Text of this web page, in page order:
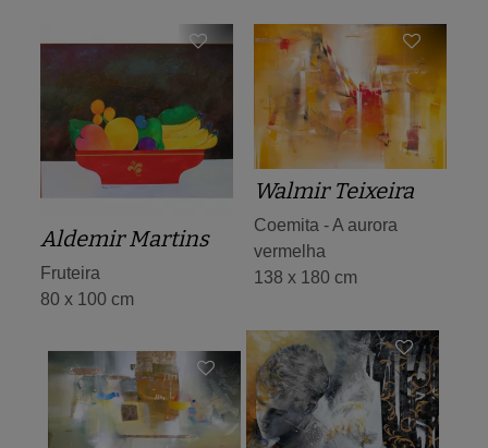
Aldemir Martins
Fruteira
80 x 100 cm
Walmir Teixeira
Coemita - A aurora
vermelha
138 x 180 cm